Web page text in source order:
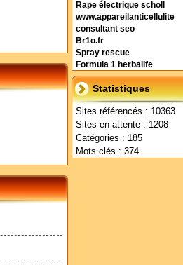
Rape électrique scholl
www.appareilanticellulite
consultant seo
Br1o.fr
Spray rescue
Formula 1 herbalife
Statistiques
Sites référencés : 10363
Sites en attente : 1208
Catégories : 185
Mots clés : 374